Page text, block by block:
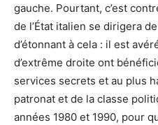
gauche. Pourtant, c’est
de l’État italien se dirigera
d’étonnant à cela : il est
d’extrême droite ont
services secrets et au plus
patronat et de la classe
années 1980 et 1990, pour